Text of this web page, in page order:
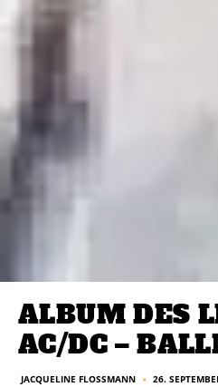
ALBUM DES
AC/DC –
JACQUELINE FLOSSMANN ■ 26.